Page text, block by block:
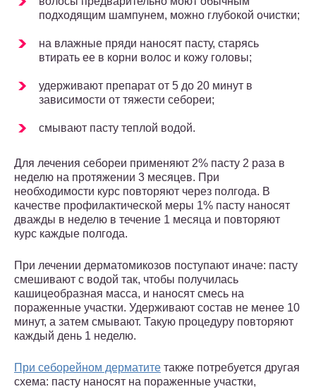
подходящим шампунем, можно глубокой очистки;
на влажные пряди наносят пасту, старясь
втирать ее в корни волос и кожу головы;
удерживают препарат от 5 до 20 минут в
зависимости от тяжести себореи;
смывают пасту теплой водой.
Для лечения себореи применяют 2% пасту 2 раза в
неделю на протяжении 3 месяцев. При
необходимости курс повторяют через полгода. В
качестве профилактической меры 1% пасту наносят
дважды в неделю в течение 1 месяца и повторяют
курс каждые полгода.
При лечении дерматомикозов поступают иначе: пасту
смешивают с водой так, чтобы получилась
кашицеобразная масса, и наносят смесь на
пораженные участки. Удерживают состав не менее 10
минут, а затем смывают. Такую процедуру повторяют
каждый день 1 неделю.
При себорейном дерматите также потребуется другая
схема: пасту наносят на пораженные участки,